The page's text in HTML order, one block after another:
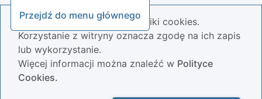
Przejdź do menu głównego
Nasza strona wykorzystuje pliki cookies.
Korzystanie z witryny oznacza zgodę na ich zapis
lub wykorzystanie.
Więcej informacji można znaleźć w Polityce
Cookies.